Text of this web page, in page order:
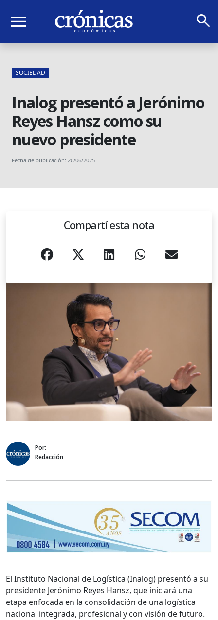
menu search
SOCIEDAD
Inalog presentó a Jerónimo
Reyes Hansz como su
nuevo presidente
Fecha de publicación: 20/06/2025
Compartí esta nota
Por:
Redacción
El Instituto Nacional de Logística (Inalog) presentó a su
presidente Jerónimo Reyes Hansz, que iniciará una
etapa enfocada en la consolidación de una logística
nacional integrada, profesional y con visión de futuro.